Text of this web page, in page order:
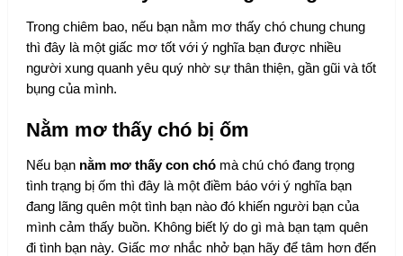
Trong chiêm bao, nếu bạn nằm mơ thấy chó chung chung
thì đây là một giấc mơ tốt với ý nghĩa bạn được nhiều
người xung quanh yêu quý nhờ sự thân thiện, gần gũi và tốt
bụng của mình.
Nằm mơ thấy chó bị ốm
Nếu bạn nằm mơ thấy con chómà chú chó đang trọng
tình trạng bị ốm thì đây là một điềm báo với ý nghĩa bạn
đang lãng quên một tình bạn nào đó khiến người bạn của
mình cảm thấy buồn. Không biết lý do gì mà bạn tạm quên
đi tình bạn này. Giấc mơ nhắc nhở bạn hãy để tâm hơn đến